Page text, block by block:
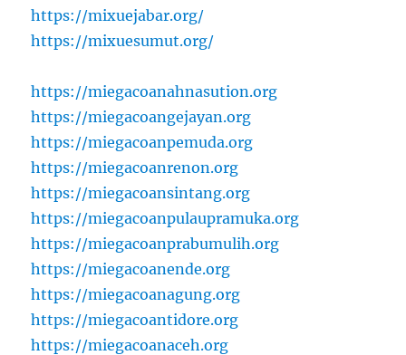
https://mixuejabar.org/
https://mixuesumut.org/
https://miegacoanahnasution.org
https://miegacoangejayan.org
https://miegacoanpemuda.org
https://miegacoanrenon.org
https://miegacoansintang.org
https://miegacoanpulaupramuka.org
https://miegacoanprabumulih.org
https://miegacoanende.org
https://miegacoanagung.org
https://miegacoantidore.org
https://miegacoanaceh.org